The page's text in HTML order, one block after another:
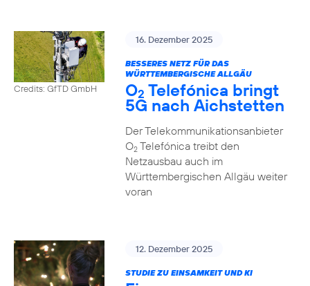
Credits: GfTD GmbH
16. Dezember 2025
BESSERES NETZ FÜR DAS
WÜRTTEMBERGISCHE ALLGÄU
O2 Telefónica bringt
5G nach Aichstetten
Der Telekommunikationsanbieter
O2Telefónica treibt den
Netzausbau auch im
Württembergischen Allgäu weiter
voran
12. Dezember 2025
STUDIE ZU EINSAMKEIT UND KI